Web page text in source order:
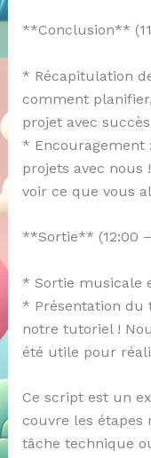
**Conclusion**
* Récapitulation
comment
projet avec
* Encouragement
projets avec nous
voir ce que vous
**Sortie** (12:00
* Sortie musicale
* Présentation du
notre tutoriel !
été utile pour
Ce script est un
couvre les étapes
tâche technique